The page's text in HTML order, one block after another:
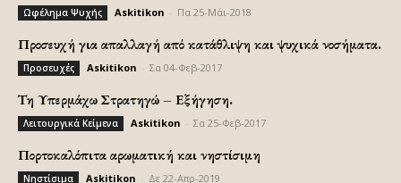
Ωφέλημα Ψυχής Askitikon Πα 25-Μάι-2018
Προσευχή για απαλλαγή από κατάθλιψη και ψυχικά νοσήματα.
Προσευχές Askitikon Σα 04-Φεβ-2017
Τη Υπερμάχω Στρατηγώ – Εξήγηση.
Λειτουργικά Κείμενα Askitikon Σα 25-Φεβ-2017
Πορτοκαλόπιτα αρωματική και νηστίσιμη
Νηστίσιμα Askitikon Δε 22-Απρ-2019